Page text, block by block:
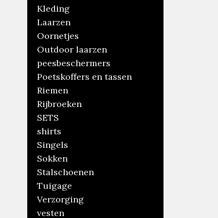
Kleding
Laarzen
Oornetjes
Outdoor laarzen
peesbeschermers
Poetskoffers en tassen
Riemen
Rijbroeken
SETS
shirts
Singels
Sokken
Stalschoenen
Tuigage
Verzorging
vesten